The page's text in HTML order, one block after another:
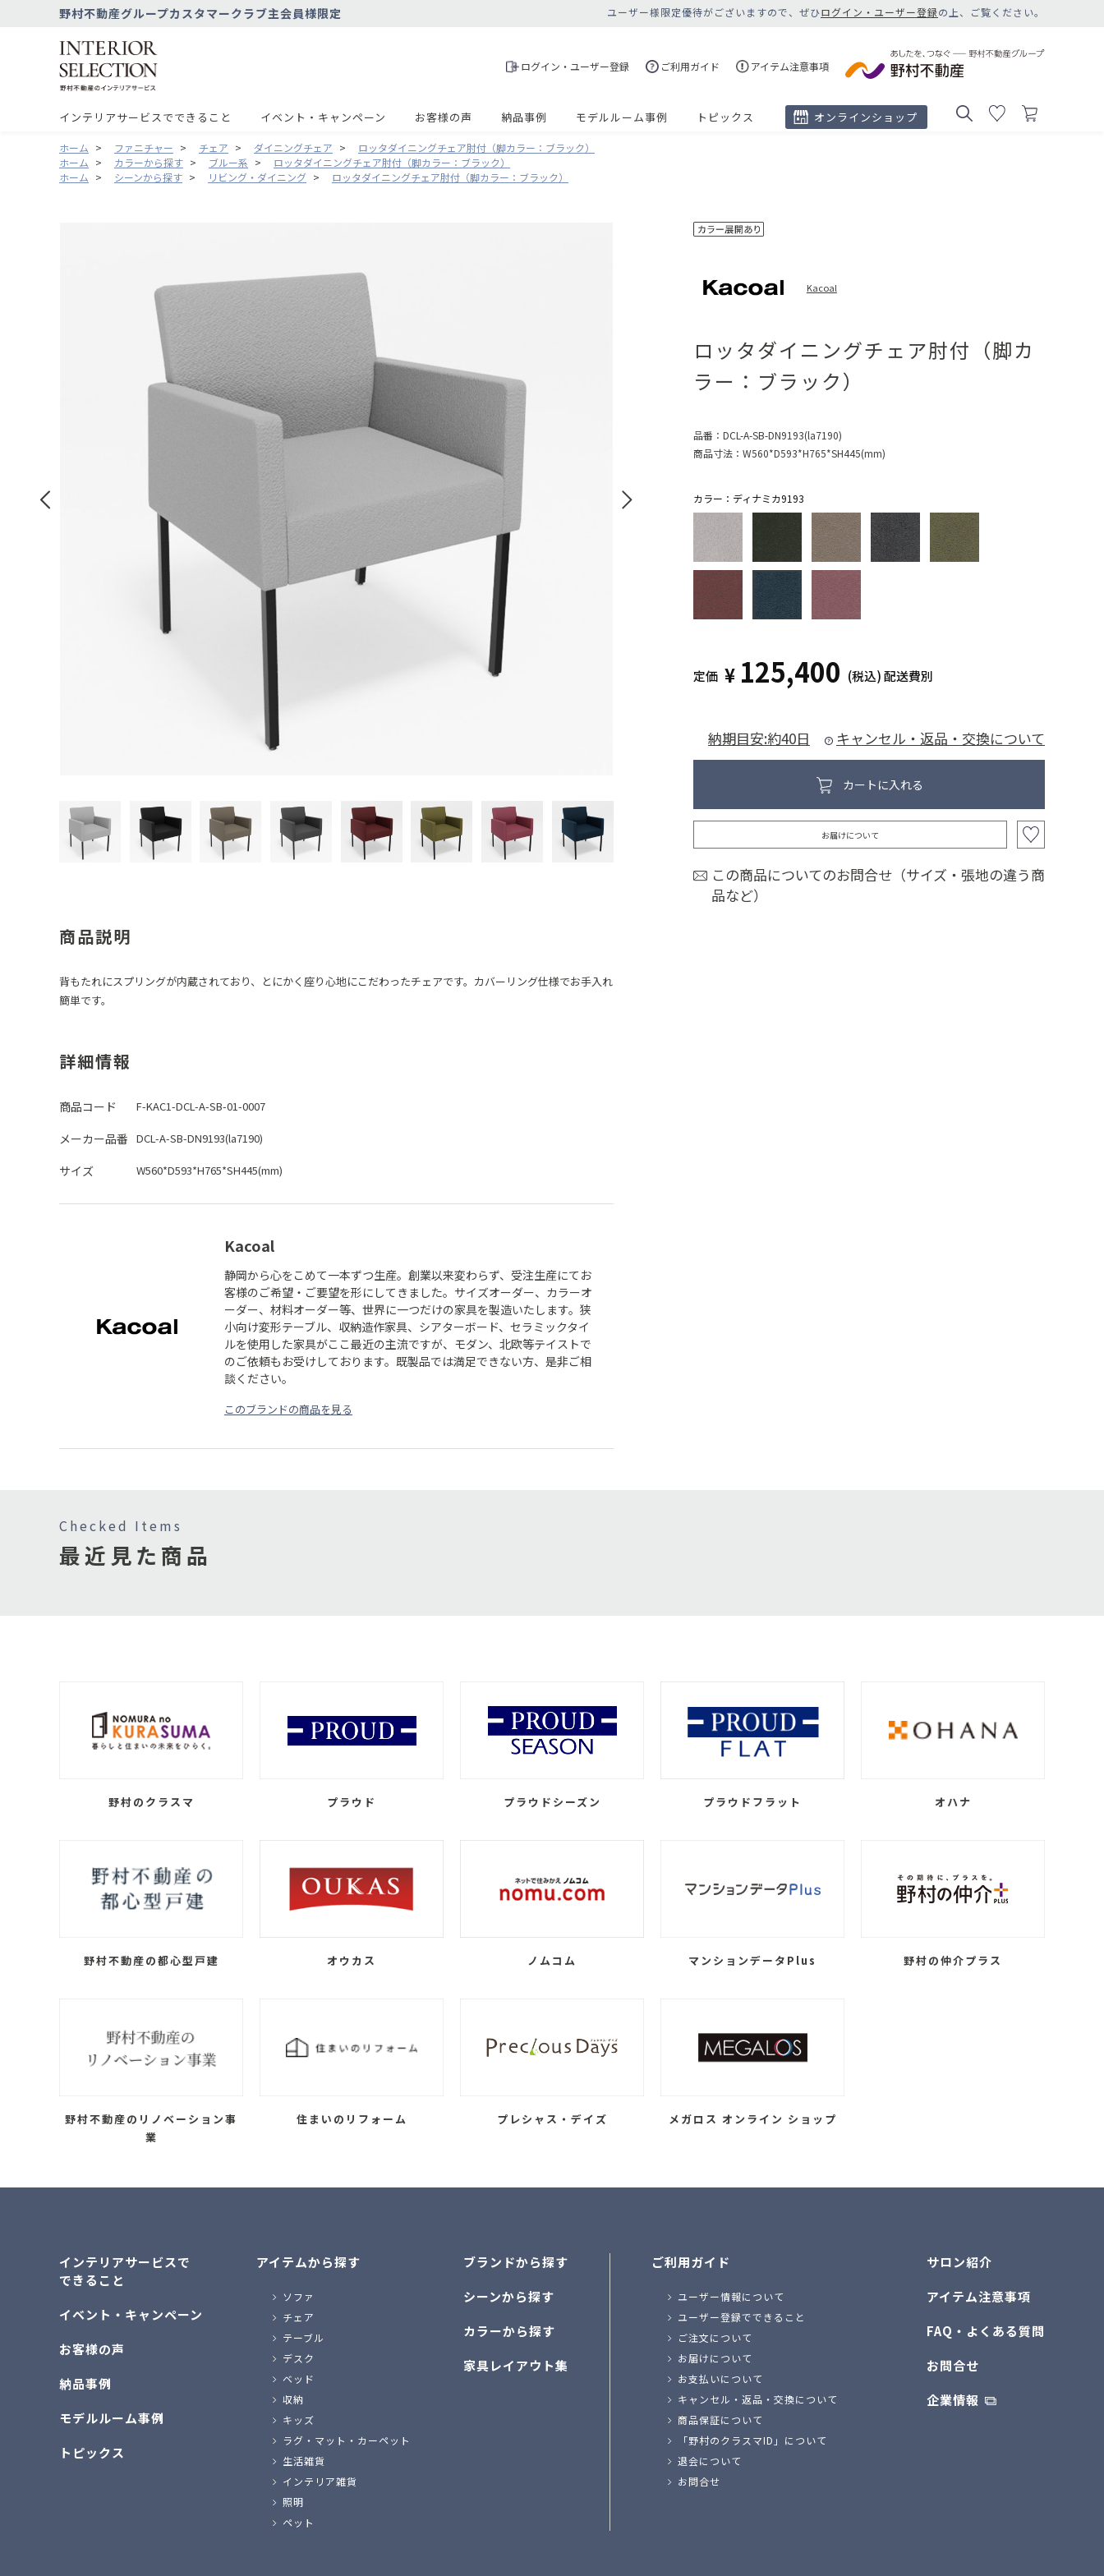
野村不動産グループカスタマークラブ主会員様限定 ユーザー様限定優待がございますので、ぜひログイン・ユーザー登録の上、ご覧ください。
ログイン・ユーザー登録 ご利用ガイド アイテム注意事項
インテリアサービスでできること イベント・キャンペーン お客様の声 納品事例 モデルルーム事例 トピックス オンラインショップ
ホーム > ファニチャー > チェア > ダイニングチェア >
ロッタダイニングチェア肘付（脚カラー：ブラック）
ホーム > カラーから探す > ブルー系 >
ロッタダイニングチェア肘付（脚カラー：ブラック）
ホーム > シーンから探す > リビング・ダイニング > ロッタダイニングチェア肘付（脚カラー：ブラック）
商品説明
背もたれにスプリングが内蔵されており、とにかく座り心地にこだわったチェアです。カバーリング仕様でお手入れ
簡単です。
詳細情報
商品コード F-KAC1-DCL-A-SB-01-0007
メーカー品番 DCL-A-SB-DN9193(la7190)
サイズ W560*D593*H765*SH445(mm)
Kacoal
静岡から心をこめて一本ずつ生産。創業以来変わらず、受注生産にてお
客様のご希望・ご要望を形にしてきました。サイズオーダー、カラーオ
ーダー、材料オーダー等、世界に一つだけの家具を製造いたします。狭
小向け変形テーブル、収納造作家具、シアターボード、セラミックタイ
ルを使用した家具がここ最近の主流ですが、モダン、北欧等テイストで
のご依頼もお受けしております。既製品では満足できない方、是非ご相
談ください。
このブランドの商品を見る
Kacoal
ロッタダイニングチェア肘付（脚カ
ラー：ブラック）
品番： DCL-A-SB-DN9193(la7190)
商品寸法： W560*D593*H765*SH445(mm)
カラー：ディナミカ9193
定価 ¥ 125,400 (税込)配送費別
納期目安:約40日 キャンセル・返品・交換について
カートに入れる
お届けについて
この商品についてのお問合せ（サイズ・張地の違う商
品など）
Checked Items
最近見た商品
野村のクラスマ プラウド プラウドシーズン プラウドフラット オハナ
野村不動産の都心型戸建 オウカス ノムコム マンションデータPlus 野村の仲介プラス
野村不動産のリノベーション事
業
住まいのリフォーム プレシャス・デイズ メガロス オンライン ショップ
インテリアサービスで
できること
イベント・キャンペーン
お客様の声
納品事例
モデルルーム事例
トピックス
アイテムから探す
ソファ
チェア
テーブル
デスク
ベッド
収納
キッズ
ラグ・マット・カーペット
生活雑貨
インテリア雑貨
照明
ペット
ブランドから探す
シーンから探す
カラーから探す
家具レイアウト集
ご利用ガイド
ユーザー情報について
ユーザー登録でできること
ご注文について
お届けについて
お支払いについて
キャンセル・返品・交換について
商品保証について
「野村のクラスマID」について
退会について
お問合せ
サロン紹介
アイテム注意事項
FAQ・よくある質問
お問合せ
企業情報